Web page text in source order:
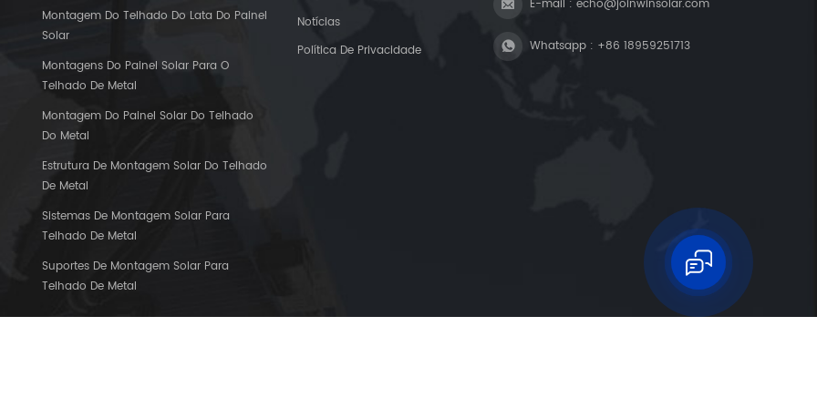
Montagem Do Telhado Do Lata Do Painel
Solar
Montagens Do Painel Solar Para O
Telhado De Metal
Montagem Do Painel Solar Do Telhado
Do Metal
Estrutura De Montagem Solar Do Telhado
De Metal
Sistemas De Montagem Solar Para
Telhado De Metal
Suportes De Montagem Solar Para
Telhado De Metal
Notícias
Política De Privacidade
E-mail :echo@joinwinsolar.com
Whatsapp : +86 18959251713